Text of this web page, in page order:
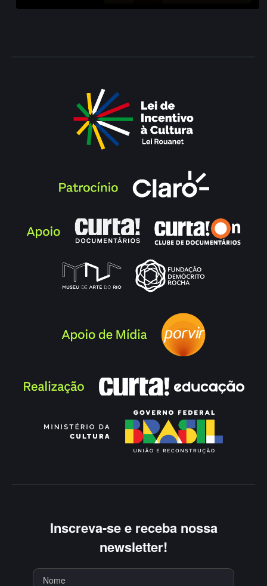
Inscreva-se e receba nossa
newsletter!